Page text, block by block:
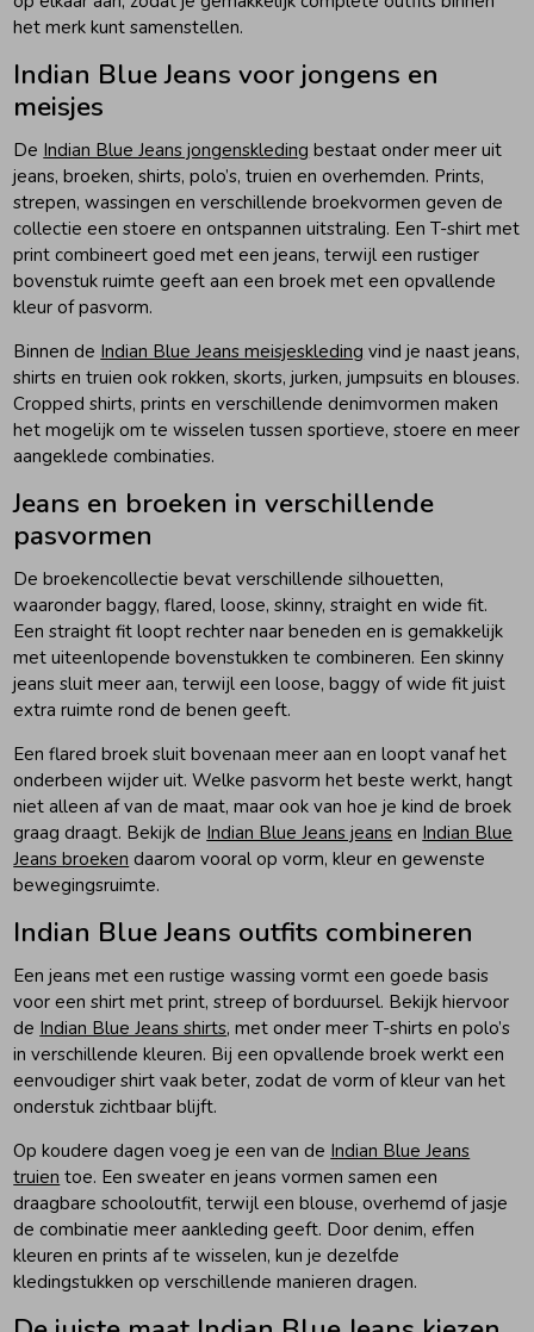
het merk kunt samenstellen.
Indian Blue Jeans voor jongens en
meisjes
De Indian Blue Jeans jongenskleding bestaat onder meer uit
jeans, broeken, shirts, polo’s, truien en overhemden. Prints,
strepen, wassingen en verschillende broekvormen geven de
collectie een stoere en ontspannen uitstraling. Een T-shirt met
print combineert goed met een jeans, terwijl een rustiger
bovenstuk ruimte geeft aan een broek met een opvallende
kleur of pasvorm.
Binnen de Indian Blue Jeans meisjeskleding vind je naast jeans,
shirts en truien ook rokken, skorts, jurken, jumpsuits en blouses.
Cropped shirts, prints en verschillende denimvormen maken
het mogelijk om te wisselen tussen sportieve, stoere en meer
aangeklede combinaties.
Jeans en broeken in verschillende
pasvormen
De broekencollectie bevat verschillende silhouetten,
waaronder baggy, flared, loose, skinny, straight en wide fit.
Een straight fit loopt rechter naar beneden en is gemakkelijk
met uiteenlopende bovenstukken te combineren. Een skinny
jeans sluit meer aan, terwijl een loose, baggy of wide fit juist
extra ruimte rond de benen geeft.
Een flared broek sluit bovenaan meer aan en loopt vanaf het
onderbeen wijder uit. Welke pasvorm het beste werkt, hangt
niet alleen af van de maat, maar ook van hoe je kind de broek
graag draagt. Bekijk de Indian Blue Jeans jeans en Indian Blue
Jeans broeken daarom vooral op vorm, kleur en gewenste
bewegingsruimte.
Indian Blue Jeans outfits combineren
Een jeans met een rustige wassing vormt een goede basis
voor een shirt met print, streep of borduursel. Bekijk hiervoor
de Indian Blue Jeans shirts, met onder meer T-shirts en polo’s
in verschillende kleuren. Bij een opvallende broek werkt een
eenvoudiger shirt vaak beter, zodat de vorm of kleur van het
onderstuk zichtbaar blijft.
Op koudere dagen voeg je een van de Indian Blue Jeans
truien toe. Een sweater en jeans vormen samen een
draagbare schooloutfit, terwijl een blouse, overhemd of jasje
de combinatie meer aankleding geeft. Door denim, effen
kleuren en prints af te wisselen, kun je dezelfde
kledingstukken op verschillende manieren dragen.